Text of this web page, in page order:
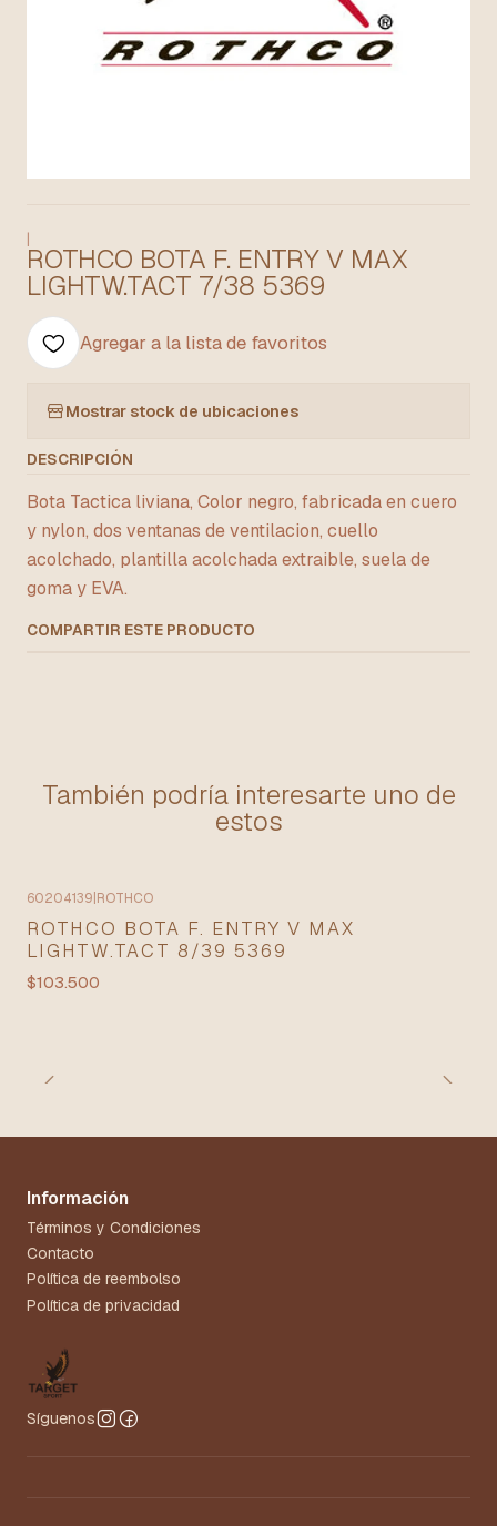
|
ROTHCO BOTA F. ENTRY V MAX
LIGHTW.TACT 7/38 5369
Agregar a la lista de favoritos
Mostrar stock de ubicaciones
DESCRIPCIÓN
Bota Tactica liviana, Color negro, fabricada en cuero
y nylon, dos ventanas de ventilacion, cuello
acolchado, plantilla acolchada extraible, suela de
goma y EVA.
COMPARTIR ESTE PRODUCTO
También podría interesarte uno de
estos
60204139 ROTHCO
ROTHCO BOTA F. ENTRY V MAX
LIGHTW.TACT 8/39 5369
$103.500
Información
Términos y Condiciones
Contacto
Política de reembolso
Política de privacidad
Síguenos